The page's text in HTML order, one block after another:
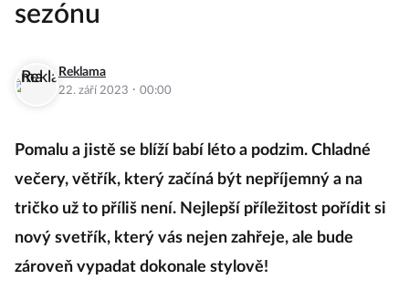
sezónu
Reklama
22. září 2023 · 00:00
Pomalu a jistě se blíží babí léto a podzim. Chladné
večery, větřík, který začíná být nepříjemný a na
tričko už to příliš není. Nejlepší příležitost pořídit si
nový svetřík, který vás nejen zahřeje, ale bude
zároveň vypadat dokonale stylově!